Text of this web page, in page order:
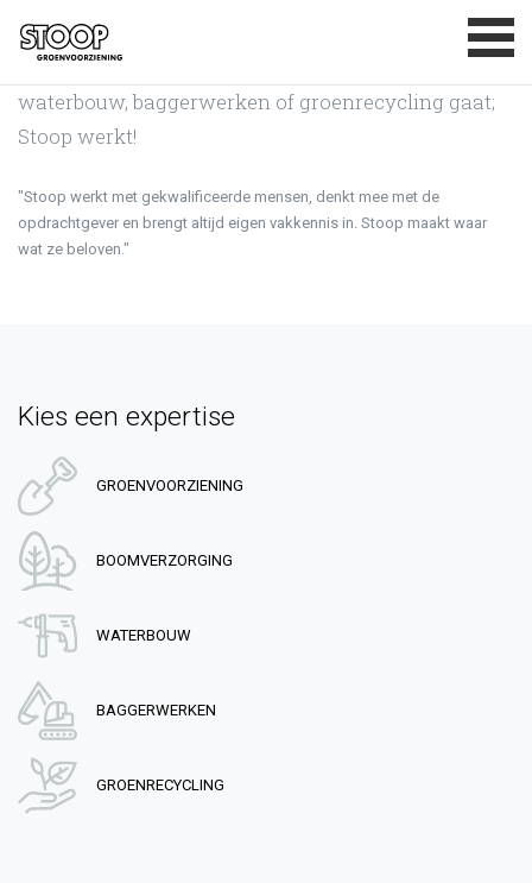
BASISDOELSTELLINGEN
MAATSCHAPPELIJK VERANTWOORD
ONDERNEMEN
CERTIFICATEN
CONTACT
Of het nu om groenvoorziening, boomverzorging,
waterbouw, baggerwerken of groenrecycling gaat;
Stoop werkt!
"Stoop werkt met gekwalificeerde mensen, denkt mee met de
opdrachtgever en brengt altijd eigen vakkennis in. Stoop maakt waar
wat ze beloven."
Kies een expertise
GROENVOORZIENING
BOOMVERZORGING
WATERBOUW
BAGGERWERKEN
GROENRECYCLING